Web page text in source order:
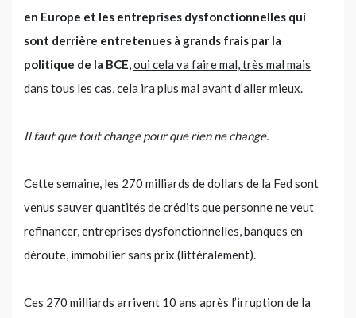
en Europe et les entreprises dysfonctionnelles qui
sont derrière entretenues à grands frais par la
politique de la BCE,oui cela va faire mal, très mal mais
dans tous les cas, cela ira plus mal avant d’aller mieux.
Il faut que tout change pour que rien ne change.
Cette semaine, les 270 milliards de dollars de la Fed sont
venus sauver quantités de crédits que personne ne veut
refinancer, entreprises dysfonctionnelles, banques en
déroute, immobilier sans prix (littéralement).
Ces 270 milliards arrivent 10 ans après l’irruption de la